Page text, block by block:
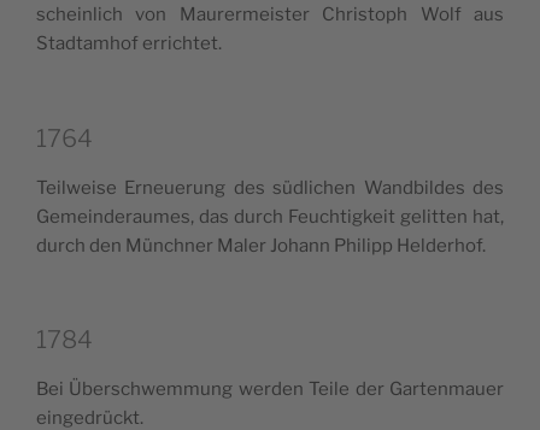
schein­lich von Mau­rer­mei­ster Chri­sto­ph Wolf aus
Stad­ta­m­hof errichtet.
1764
Teil­wei­se Erneue­rung des süd­li­chen Wand­bil­des des
Gemein­de­rau­mes, das durch Feu­ch­ti­g­keit gelit­ten hat,
durch den Münch­ner Maler Johann Phi­lipp Helderhof.
1784
Bei Über­sch­wem­mung wer­den Tei­le der Gar­ten­mauer
eingedrückt.